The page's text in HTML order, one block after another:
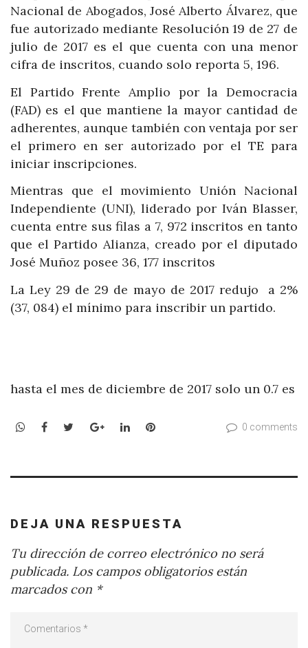
Nacional de Abogados, José Alberto Álvarez, que
fue autorizado mediante Resolución 19 de 27 de
julio de 2017 es el que cuenta con una menor
cifra de inscritos, cuando solo reporta 5, 196.
El Partido Frente Amplio por la Democracia
(FAD) es el que mantiene la mayor cantidad de
adherentes, aunque también con ventaja por ser
el primero en ser autorizado por el TE para
iniciar inscripciones.
Mientras que el movimiento Unión Nacional
Independiente (UNI), liderado por Iván Blasser,
cuenta entre sus filas a 7, 972 inscritos en tanto
que el Partido Alianza, creado por el diputado
José Muñoz posee 36, 177 inscritos
La Ley 29 de 29 de mayo de 2017 redujo a 2%
(37, 084) el mínimo para inscribir un partido.
hasta el mes de diciembre de 2017 solo un 0.7 es
WhatsApp
Facebook
TwitterGoogle+LinkedInPinterest 0 comments
DEJA UNA RESPUESTA
Tu dirección de correo electrónico no será
publicada. Los campos obligatorios están
marcados con *